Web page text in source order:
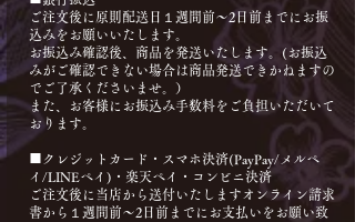
ご注文後に原則配送日１週間前〜2日前までにお振
込みをお願いいたします。
お振込み確認後、商品を発送いたします。(お振込
みがご確認できない場合は商品発送できかねますの
でご了承くださいませ。）
また、お客様にお振込み手数料をご負担いただいて
おります。
■クレジットカード・スマホ決済(PayPay/メルペ
イ/LINEペイ)・楽天ペイ・コンビニ決済
ご注文後に当店から送付いたしますオンライン請求
書から１週間前〜2日前までにお支払いをお願い致